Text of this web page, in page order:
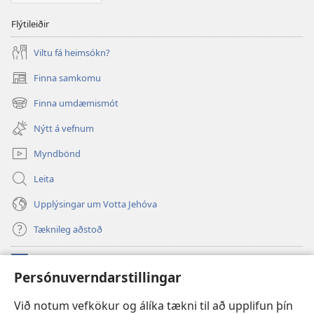
Persónuverndarstillingar
Við notum vefkökur og álíka tækni til að upplifun þín
Flýtileiðir
Viltu fá heimsókn?
Finna samkomu
(opnast
í
nýjum
glugga)
Finna umdæmismót
(opnast
nýjum
glugga)
Nýtt á vefnum
Myndbönd
Leita
Upplýsingar um Votta Jehóva
Tæknileg aðstoð
(opnast
glugga)
VEFBÓKASAFN Varðturnsins
(opnast